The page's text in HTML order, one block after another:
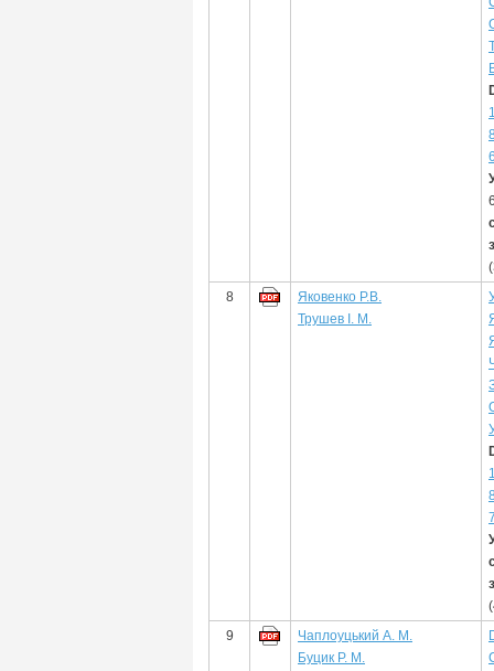
8
Яковенко Р.В.
Трушев І. М.
9
Чаплоуцький А. М.
Буцик Р. М.